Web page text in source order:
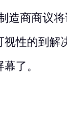
造商商议
性的到解
了。